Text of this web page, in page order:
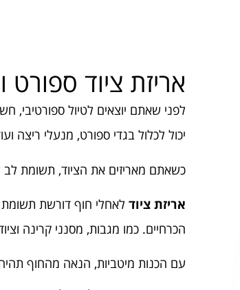
אריזת ציוד ספורט
לפני שאתם יוצאים לטיול ספורטיבי,
יכול לכלול בגדי ספורט, מנעלי ריצה
כשאתם מאריזים את הציוד, תשומת לב
אריזת ציודלאחלי חוף דורשת
הכרחיים. כמו מגבות, מסנני קרינה
עם הכנות מיטביות, הנאה מהחוף